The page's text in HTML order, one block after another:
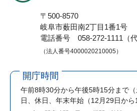
〒500-8570
岐阜市薮田南2丁目1番1号
電話番号 058-272-1111（代
（法人番号4000020210005）
開庁時間
午前8時30分から午後5時15分まで
日、休日、年末年始（12月29日から